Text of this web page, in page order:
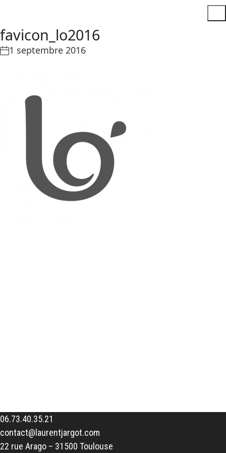
favicon_lo2016
1 septembre 2016
06.73.40.35.21
contact@laurentjargot.com
22 rue Arago – 31500 Toulouse